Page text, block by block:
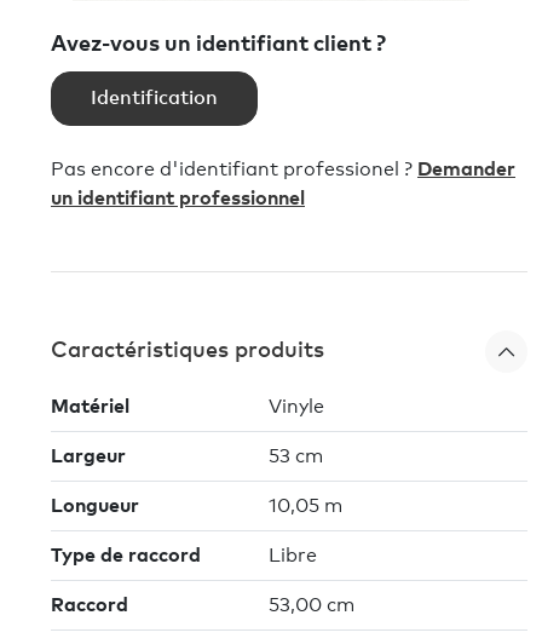
Avez-vous un identifiant client ?
Identification
Pas encore d'identifiant professionel ? Demander
un identifiant professionnel
Caractéristiques produits
Matériel Vinyle
Largeur 53 cm
Longueur 10,05 m
Type de raccord Libre
Raccord 53,00 cm